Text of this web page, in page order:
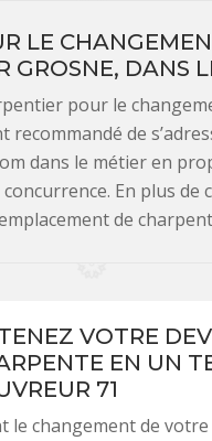
LE
GROSNE, DANS
pour le
recommandé de
dans le métier en
En plus de
de
VOTRE
EN UN
71
le changement de